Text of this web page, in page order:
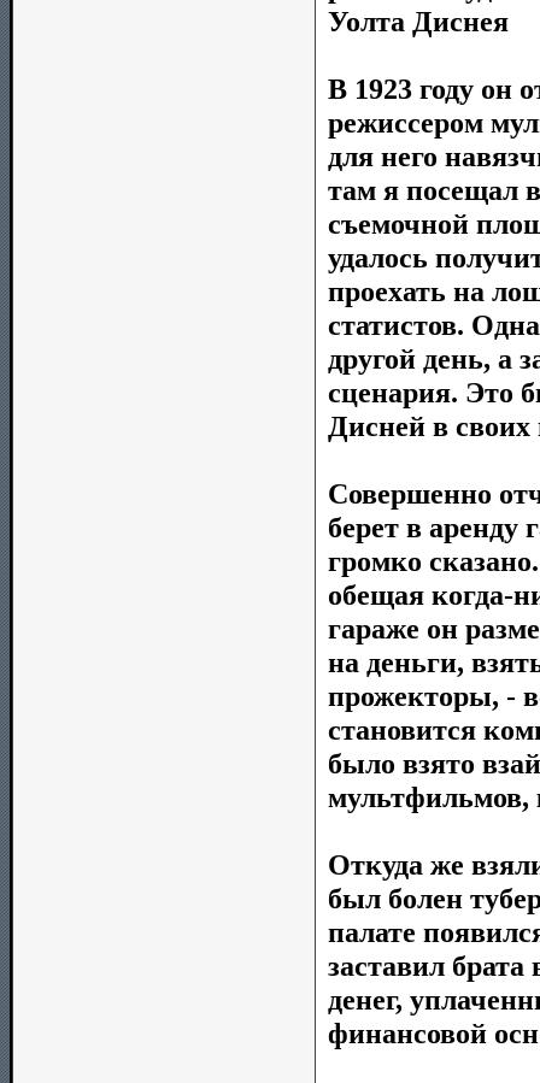
Уолта Диснея
В 1923 году он
режиссером
для него
там я посещал
съемочной
удалось
проехать на
статистов.
другой день, а
сценария. Это
Дисней в
Совершенно
берет в аренду
громко
обещая когда-
гараже он
на деньги,
прожекторы, -
становится
было взято
мультфильмов,
Откуда же
был болен
палате
заставил
денег,
финансовой